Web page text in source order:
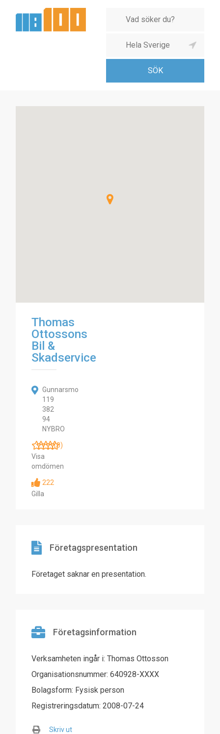
Thomas
Ottossons
Bil &
Skadservice
Gunnarsmo
119
382
94
NYBRO
(0)
Visa
omdömen
222
Gilla
Företagspresentation
Företaget saknar en presentation.
Företagsinformation
Verksamheten ingår i: Thomas Ottosson
Organisationsnummer: 640928-XXXX
Bolagsform: Fysisk person
Registreringsdatum: 2008-07-24
Skriv ut